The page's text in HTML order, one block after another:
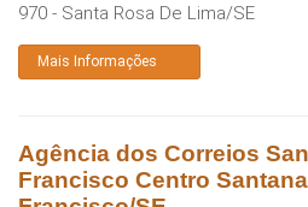
970 - Santa Rosa De Lima/SE
Mais Informações
Agência dos Correios
Francisco Centro